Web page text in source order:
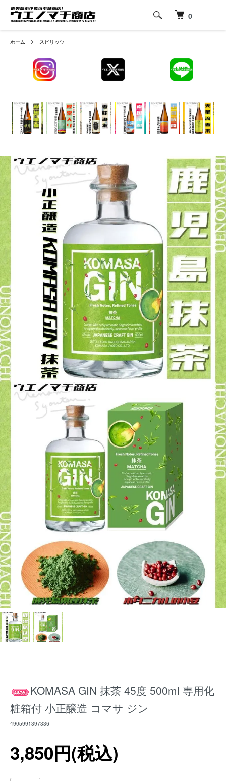
0
ホーム スピリッツ
KOMASA GIN 抹茶 45度 500ml 専用化
粧箱付 小正醸造 コマサ ジン
4905991397336
3,850円(税込)